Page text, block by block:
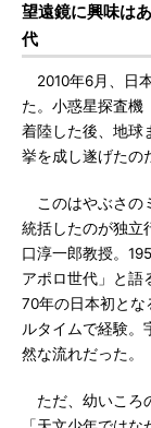
望遠鏡に興味は
代
2010年6月、日
た。小惑星探査機
着陸した後、地球
挙を成し遂げたの
このはやぶさの
統括したのが独立
口淳一郎教授。
アポロ世代」と語
70年の日本初とな
ルタイムで経験。
然な流れだった。
ただ、幼いころ